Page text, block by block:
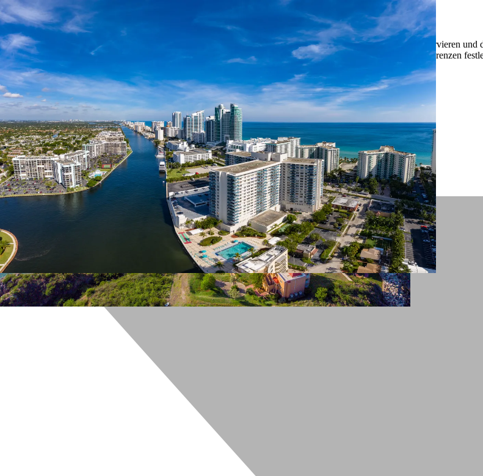
Nur notwendige Cookies
Unvergleichlich lecker
Mit dem Klick auf „geht klar” ermöglichen Sie uns Ihnen über Cookies ein verbessertes Nutzungserlebnis zu servieren
personalisierte Werbung und passende Angebote anzeigen. Über „anpassen” können Sie Ihre persönlichen Präferenzen
Cookies” werden lediglich technisch notwendige Cookies gespeichert.
Anpassen Geht klar
Datenschutzerklärung
Cookierichtlinie Impressum
« zurück
Ihre Cookie-Präferenzen verwalten
Wählen Sie, welche Cookies Sie auf check24.de akzeptieren.
Die Cookierichtlinie finden Siehier.
Notwendig